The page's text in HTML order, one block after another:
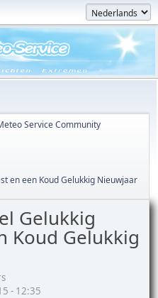
Service Community
en een Koud Gelukkig Nieuwjaar
Gelukkig
Koud Gelukkig
- 12:35